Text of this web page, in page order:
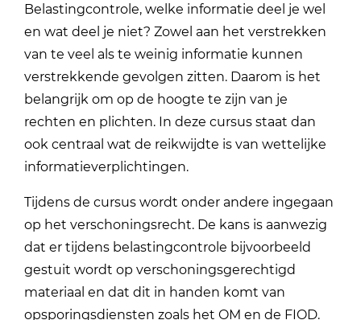
Belastingcontrole, welke informatie deel je wel
en wat deel je niet? Zowel aan het verstrekken
van te veel als te weinig informatie kunnen
verstrekkende gevolgen zitten. Daarom is het
belangrijk om op de hoogte te zijn van je
rechten en plichten. In deze cursus staat dan
ook centraal wat de reikwijdte is van wettelijke
informatieverplichtingen.
Tijdens de cursus wordt onder andere ingegaan
op het verschoningsrecht. De kans is aanwezig
dat er tijdens belastingcontrole bijvoorbeeld
gestuit wordt op verschoningsgerechtigd
materiaal en dat dit in handen komt van
opsporingsdiensten zoals het OM en de FIOD.